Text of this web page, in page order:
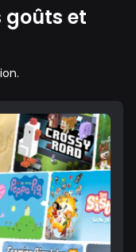
goûts et